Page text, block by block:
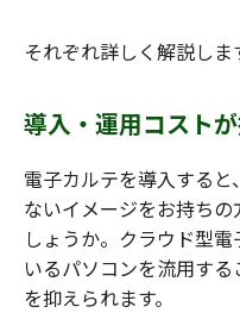
それぞれ詳しく解説しま
導入・運用コスト
電子カルテを導入する
ないイメージをお持ち
しょうか。クラウド型
いるパソコンを流用す
を抑えられます。